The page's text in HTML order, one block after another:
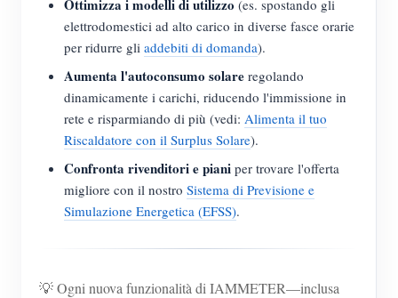
Ottimizza i modelli di utilizzo (es. spostando gli
elettrodomestici ad alto carico in diverse fasce orarie
per ridurre gli addebiti di domanda).
Aumenta l'autoconsumo solare regolando
dinamicamente i carichi, riducendo l'immissione in
rete e risparmiando di più (vedi: Alimenta il tuo
Riscaldatore con il Surplus Solare).
Confronta rivenditori e piani per trovare l'offerta
migliore con il nostro Sistema di Previsione e
Simulazione Energetica (EFSS).
💡 Ogni nuova funzionalità di IAMMETER—inclusa